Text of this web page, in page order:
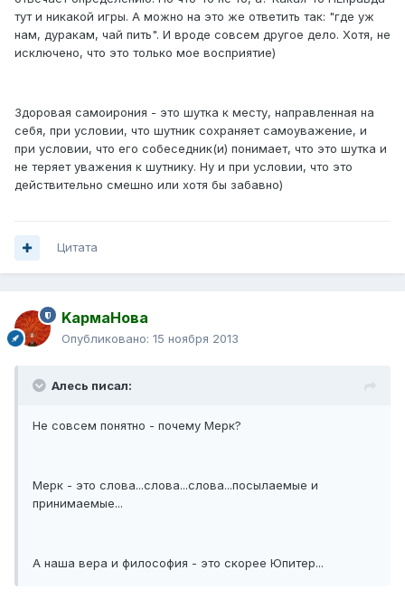
тут и никакой игры. А можно на это же ответить так: "где уж
нам, дуракам, чай пить". И вроде совсем другое дело. Хотя, не
исключено, что это только мое восприятие)
Здоровая самоирония - это шутка к месту, направленная на
себя, при условии, что шутник сохраняет самоуважение, и
при условии, что его собеседник(и) понимает, что это шутка и
не теряет уважения к шутнику. Ну и при условии, что это
действительно смешно или хотя бы забавно)
Цитата
KармаНова
Опубликовано: 15 ноября 2013
Алесь писал:
Не совсем понятно - почему Мерк?
Мерк - это слова...слова...слова...посылаемые и
принимаемые...
А наша вера и философия - это скорее Юпитер...